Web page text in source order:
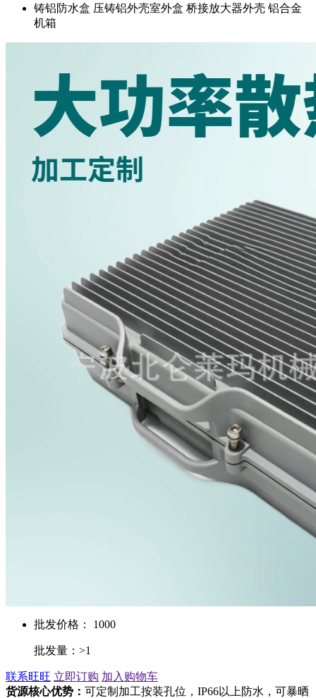
铸铝防水盒 压铸铝外壳室外盒 桥接放大器外壳 铝合金
机箱
批发价格： 1000
批发量：>1
联系旺旺 立即订购 加入购物车
货源核心优势： 可定制加工按装孔位，IP66以上防水，可暴晒